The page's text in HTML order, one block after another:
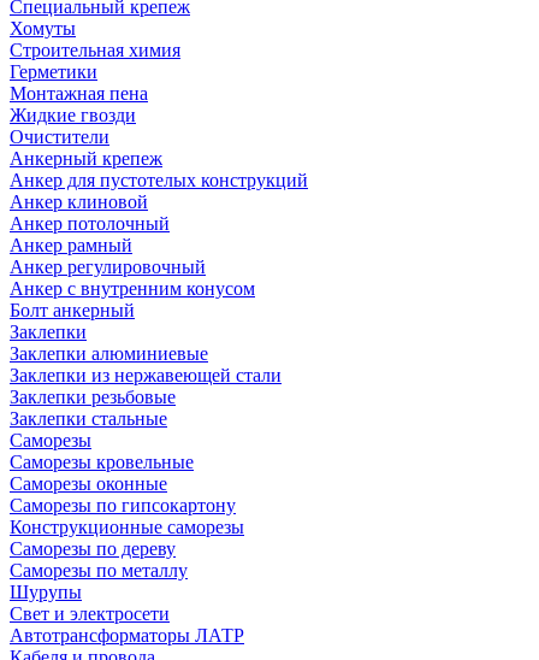
Специальный крепеж
Хомуты
Строительная химия
Герметики
Монтажная пена
Жидкие гвозди
Очистители
Анкерный крепеж
Анкер для пустотелых конструкций
Анкер клиновой
Анкер потолочный
Анкер рамный
Анкер регулировочный
Анкер с внутренним конусом
Болт анкерный
Заклепки
Заклепки алюминиевые
Заклепки из нержавеющей стали
Заклепки резьбовые
Заклепки стальные
Саморезы
Саморезы кровельные
Саморезы оконные
Саморезы по гипсокартону
Конструкционные саморезы
Саморезы по дереву
Саморезы по металлу
Шурупы
Свет и электросети
Автотрансформаторы ЛАТР